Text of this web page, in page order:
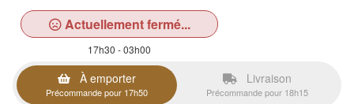
Actuellement fermé...
17h30 - 03h00
À emporter
Précommande pour 17h50
Livraison
Précommande pour 18h15